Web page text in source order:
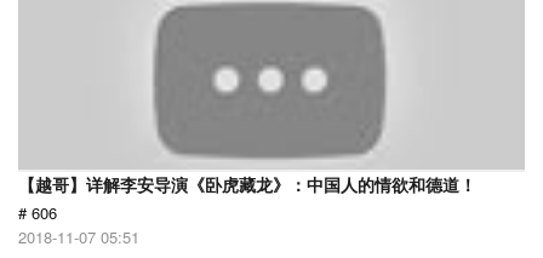
【越哥】详解李安导演《卧虎藏龙》：中国人的情欲和德道！
# 606
2018-11-07 05:51